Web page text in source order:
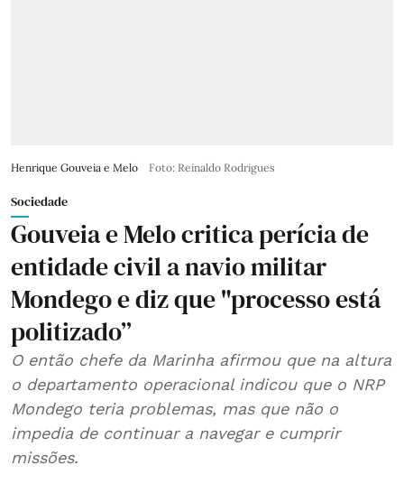
Henrique Gouveia e Melo Foto: Reinaldo Rodrigues
Sociedade
Gouveia e Melo critica perícia de
entidade civil a navio militar
Mondego e diz que "processo está
politizado”
O então chefe da Marinha afirmou que na altura
o departamento operacional indicou que o NRP
Mondego teria problemas, mas que não o
impedia de continuar a navegar e cumprir
missões.